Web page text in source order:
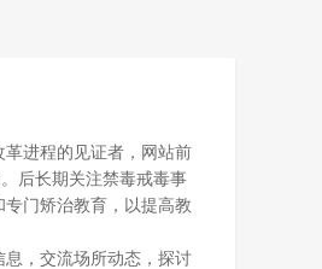
进程的见证者，网站前
后长期关注禁毒戒毒事
门矫治教育，以提高教
，交流场所动态，探讨